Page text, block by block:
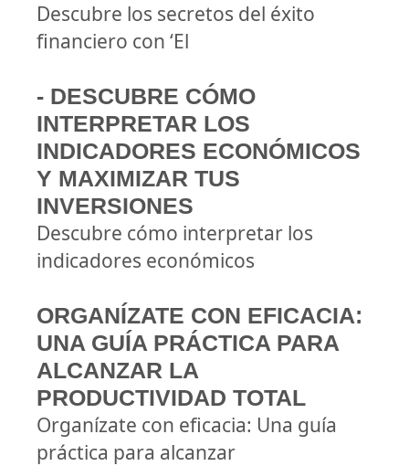
Descubre los secretos del éxito
financiero con ‘El
- DESCUBRE CÓMO
INTERPRETAR LOS
INDICADORES ECONÓMICOS
Y MAXIMIZAR TUS
INVERSIONES
Descubre cómo interpretar los
indicadores económicos
ORGANÍZATE CON EFICACIA:
UNA GUÍA PRÁCTICA PARA
ALCANZAR LA
PRODUCTIVIDAD TOTAL
Organízate con eficacia: Una guía
práctica para alcanzar